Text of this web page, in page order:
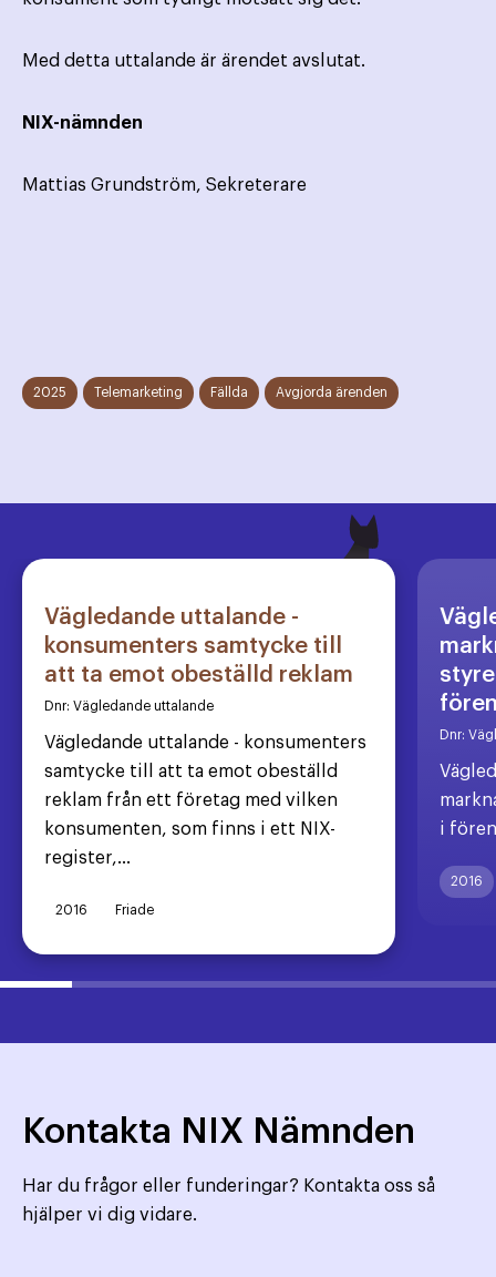
Med detta uttalande är ärendet avslutat.
NIX-nämnden
Mattias Grundström, Sekreterare
2025 Telemarketing Fällda Avgjorda ärenden
Vägledande uttalande -
konsumenters samtycke till
att ta emot obeställd reklam
Dnr: Vägledande uttalande
Vägledande uttalande - konsumenters
samtycke till att ta emot obeställd
reklam från ett företag med vilken
konsumenten, som finns i ett NIX-
register,...
2016 Friade
Dnr:
i
2016
Kontakta NIX Nämnden
Har du frågor eller funderingar? Kontakta oss så
hjälper vi dig vidare.